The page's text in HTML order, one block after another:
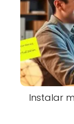
Instalar